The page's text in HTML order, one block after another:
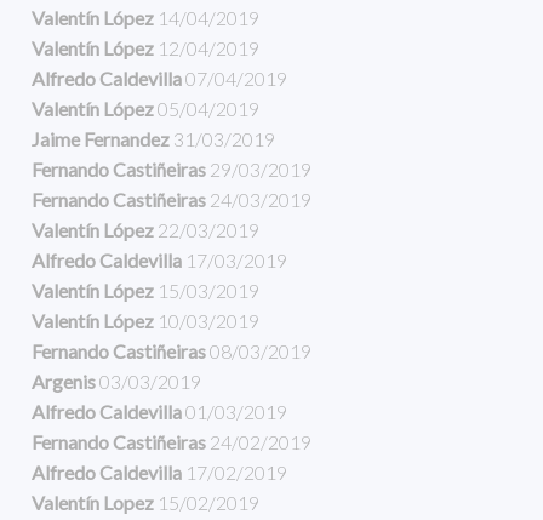
Valentín López 14/04/2019
Valentín López 12/04/2019
Alfredo Caldevilla07/04/2019
Valentín López05/04/2019
Jaime Fernandez 31/03/2019
Fernando Castiñeiras 29/03/2019
Fernando Castiñeiras 24/03/2019
Valentín López 22/03/2019
Alfredo Caldevilla 17/03/2019
Valentín López 15/03/2019
Valentín López 10/03/2019
Fernando Castiñeiras08/03/2019
Argenis03/03/2019
Alfredo Caldevilla01/03/2019
Fernando Castiñeiras 24/02/2019
Alfredo Caldevilla 17/02/2019
Valentín Lopez 15/02/2019